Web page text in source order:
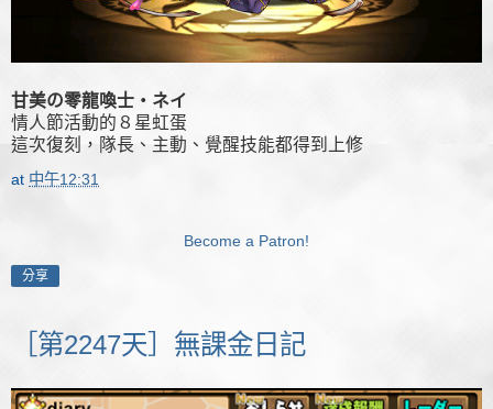
甘美の零龍喚士・ネイ
情人節活動的８星虹蛋
這次復刻，隊長、主動、覺醒技能都得到上修
at 中午12:31
Become a Patron!
分享
［第2247天］無課金日記